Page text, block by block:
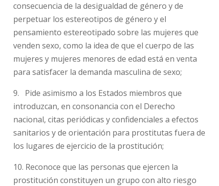
consecuencia de la desigualdad de género y de
perpetuar los estereotipos de género y el
pensamiento estereotipado sobre las mujeres que
venden sexo, como la idea de que el cuerpo de las
mujeres y mujeres menores de edad está en venta
para satisfacer la demanda masculina de sexo;
9. Pide asimismo a los Estados miembros que
introduzcan, en consonancia con el Derecho
nacional, citas periódicas y confidenciales a efectos
sanitarios y de orientación para prostitutas fuera de
los lugares de ejercicio de la prostitución;
10. Reconoce que las personas que ejercen la
prostitución constituyen un grupo con alto riesgo